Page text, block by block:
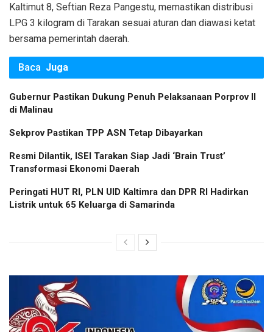
Kaltimut 8, Seftian Reza Pangestu, memastikan distribusi
LPG 3 kilogram di Tarakan sesuai aturan dan diawasi ketat
bersama pemerintah daerah.
Baca Juga
Gubernur Pastikan Dukung Penuh Pelaksanaan Porprov II
di Malinau
Sekprov Pastikan TPP ASN Tetap Dibayarkan
Resmi Dilantik, ISEI Tarakan Siap Jadi ‘Brain Trust’
Transformasi Ekonomi Daerah
Peringati HUT RI, PLN UID Kaltimra dan DPR RI Hadirkan
Listrik untuk 65 Keluarga di Samarinda